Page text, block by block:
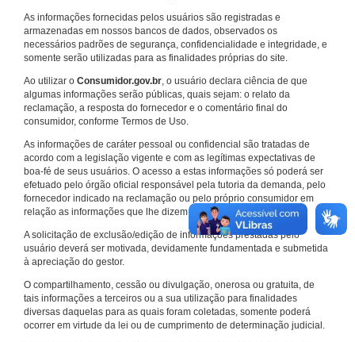
As informações fornecidas pelos usuários são registradas e
armazenadas em nossos bancos de dados, observados os
necessários padrões de segurança, confidencialidade e integridade, e
somente serão utilizadas para as finalidades próprias do site.
Ao utilizar o Consumidor.gov.br, o usuário declara ciência de que
algumas informações serão públicas, quais sejam: o relato da
reclamação, a resposta do fornecedor e o comentário final do
consumidor, conforme Termos de Uso.
As informações de caráter pessoal ou confidencial são tratadas de
acordo com a legislação vigente e com as legítimas expectativas de
boa-fé de seus usuários. O acesso a estas informações só poderá ser
efetuado pelo órgão oficial responsável pela tutoria da demanda, pelo
fornecedor indicado na reclamação ou pelo próprio consumidor em
relação as informações que lhe dizem respeito.
A solicitação de exclusão/edição de informações prestadas pelo
usuário deverá ser motivada, devidamente fundamentada e submetida
à apreciação do gestor.
O compartilhamento, cessão ou divulgação, onerosa ou gratuita, de
tais informações a terceiros ou a sua utilização para finalidades
diversas daquelas para as quais foram coletadas, somente poderá
ocorrer em virtude da lei ou de cumprimento de determinação judicial.